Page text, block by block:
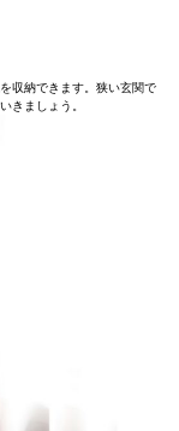
収納できます。狭い玄関で
きましょう。